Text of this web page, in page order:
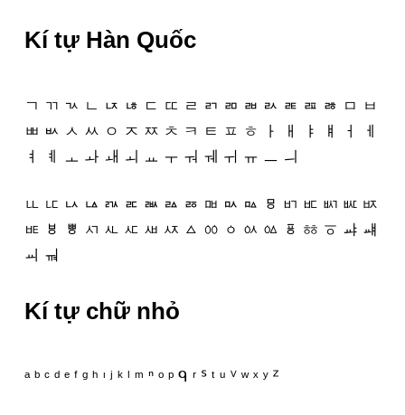
Kí tự Hàn Quốc
ㄱ ㄲ ㄳ ㄴ ㄵ ㄶ ㄷ ㄸ ㄹ ㄺ ㄻ ㄼ ㄽ ㄾ ㄿ ㅀ ㅁ ㅂ
ㅃ ㅄ ㅅ ㅆ ㅇ ㅈ ㅉ ㅊ ㅋ ㅌ ㅍ ㅎ ㅏ ㅐ ㅑ ㅒ ㅓ ㅔ
ㅕ ㅖ ㅗ ㅘ ㅙ ㅚ ㅛ ㅜ ㅝ ㅞ ㅟ ㅠ ㅡ ㅢ
ㅥ ㅦ ㅧ ㅨ ㅩ ㅪ ㅫ ㅬ ㅭ ㅮ ㅯ ㅰ ㅱ ㅲ ㅳ ㅴ ㅵ ㅶ
ㅷ ㅸ ㅹ ㅺ ㅻ ㅼ ㅽ ㅾ ㅿ ㆀ ㆁ ㆂ ㆃ ㆄ ㆅ ㆆ ㆇ ㆈ
ㆉ ㆊ
Kí tự chữ nhỏ
ᵃ ᵇ ᶜ ᵈ ᵉ ᶠ ᵍ ʰ ᶦ ʲ ᵏ ˡ ᵐ ⁿ ᵒ ᵖ ᑫ ʳ ᔆ ᵗ ᵘ ⱽ ʷ ˣ ʸ ᙆ